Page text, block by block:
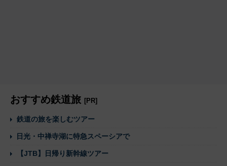
おすすめ鉄道旅 [PR]
鉄道の旅を楽しむツアー
日光・中禅寺湖に特急スペーシアで
【JTB】日帰り新幹線ツアー